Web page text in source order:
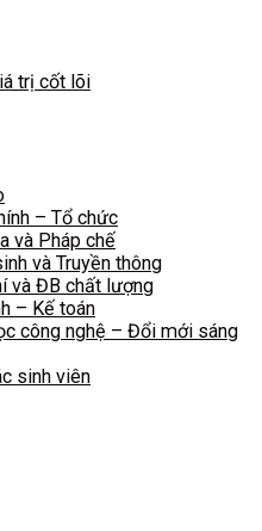
trị cốt lõi
– Tổ chức
và Pháp chế
và Truyền thông
và ĐB chất lượng
– Kế toán
công nghệ – Đổi mới sáng
sinh viên